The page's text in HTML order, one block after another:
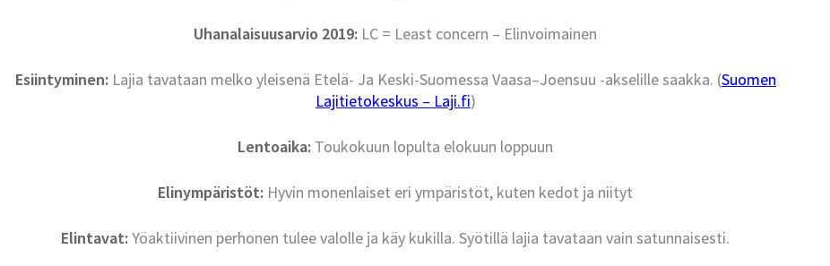
Uhanalaisuusarvio 2019: LC = Least concern – Elinvoimainen
Esiintyminen:Lajia tavataan melko yleisenä Etelä- Ja Keski-Suomessa Vaasa–Joensuu -akselille saakka. (Suomen
Lajitietokeskus – Laji.fi)
Lentoaika: Toukokuun lopulta elokuun loppuun
Elinympäristöt: Hyvin monenlaiset eri ympäristöt, kuten kedot ja niityt
Elintavat:Yöaktiivinen perhonen tulee valolle ja käy kukilla. Syötillä lajia tavataan vain satunnaisesti.